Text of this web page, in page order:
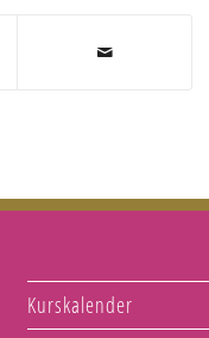
Kurskalender